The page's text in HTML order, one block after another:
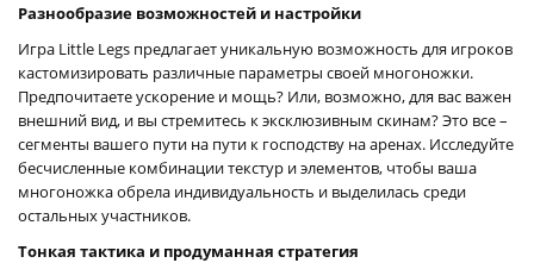
Разнообразие возможностей и настройки
Игра Little Legs предлагает уникальную возможность для игроков
кастомизировать различные параметры своей многоножки.
Предпочитаете ускорение и мощь? Или, возможно, для вас важен
внешний вид, и вы стремитесь к эксклюзивным скинам? Это все –
сегменты вашего пути на пути к господству на аренах. Исследуйте
бесчисленные комбинации текстур и элементов, чтобы ваша
многоножка обрела индивидуальность и выделилась среди
остальных участников.
Тонкая тактика и продуманная стратегия